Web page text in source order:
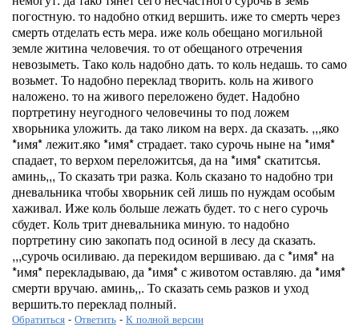
погостную. то надобно откид вершить. иже то смерть через
смерть отделать есть мера. иже коль обещано могильной
земле житина человечия. то от обещаного отречения
невозыметь. Тако коль надобно дать. то коль недашь. то само
возьмет. То надобно переклад творить. коль на живого
наложено. то на живого переложено будет. Надобно
портретину неугодного человечины то под ложем
хворьника уложить. да тако ликом на верх. да сказать. ,,,яко
*имя* лежит.яко *имя* страдает. тако сурочь ныне на *имя*
спадает, то верхом переложитсья, да на *имя* скатитсья.
аминь,,, То сказать три разка. Коль сказано то надобно три
дневальника чтобы хворьник сей лишь по нуждам особым
хаживал. Иже коль больше лежать будет. то с него сурочь
сбудет. Коль трит дневальника миную. то надобно
портретину сию закопать под осиной в лесу да сказать.
,,,сурочь осиливаю. да перекидом вершиваю. да с *имя* на
*имя* перекладываю, да *имя* с животом оставляю. да *имя*
смерти вручаю. аминь,,. То сказать семь разков и уход
вершить.то переклад полный.
Обратиться - Ответить - К полной версии